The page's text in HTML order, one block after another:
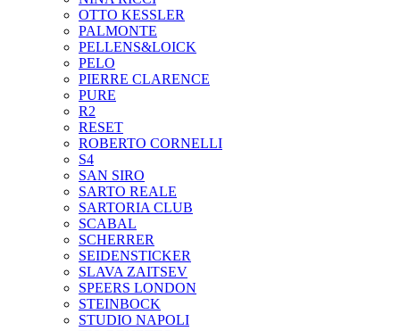
OTTO KESSLER
PALMONTE
PELLENS&LOICK
PELO
PIERRE CLARENCE
PURE
R2
RESET
ROBERTO CORNELLI
S4
SAN SIRO
SARTO REALE
SARTORIA CLUB
SCABAL
SCHERRER
SEIDENSTICKER
SLAVA ZAITSEV
SPEERS LONDON
STEINBOCK
STUDIO NAPOLI